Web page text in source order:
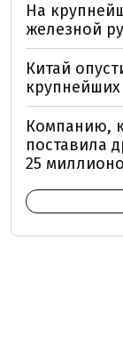
На
железной
Китай
Компанию,
поставила
25